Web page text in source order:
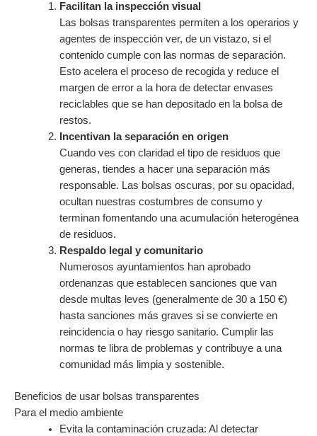
Facilitan la inspección visual
Las bolsas transparentes permiten a los operarios y
agentes de inspección ver, de un vistazo, si el
contenido cumple con las normas de separación.
Esto acelera el proceso de recogida y reduce el
margen de error a la hora de detectar envases
reciclables que se han depositado en la bolsa de
restos.
Incentivan la separación en origen
Cuando ves con claridad el tipo de residuos que
generas, tiendes a hacer una separación más
responsable. Las bolsas oscuras, por su opacidad,
ocultan nuestras costumbres de consumo y
terminan fomentando una acumulación heterogénea
de residuos.
Respaldo legal y comunitario
Numerosos ayuntamientos han aprobado
ordenanzas que establecen sanciones que van
desde multas leves (generalmente de 30 a 150 €)
hasta sanciones más graves si se convierte en
reincidencia o hay riesgo sanitario. Cumplir las
normas te libra de problemas y contribuye a una
comunidad más limpia y sostenible.
Beneficios de usar bolsas transparentes
Para el medio ambiente
Evita la contaminación cruzada: Al detectar